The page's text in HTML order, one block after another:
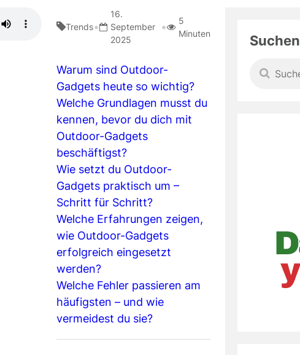
Trends•
16.
September
2025
•
5
Minuten
Warum sind Outdoor-
Gadgets heute so wichtig?
Welche Grundlagen musst du
kennen, bevor du dich mit
Outdoor-Gadgets
beschäftigst?
Wie setzt du Outdoor-
Gadgets praktisch um –
Schritt für Schritt?
Welche Erfahrungen zeigen,
wie Outdoor-Gadgets
erfolgreich eingesetzt
werden?
Welche Fehler passieren am
häufigsten – und wie
vermeidest du sie?
Suchen